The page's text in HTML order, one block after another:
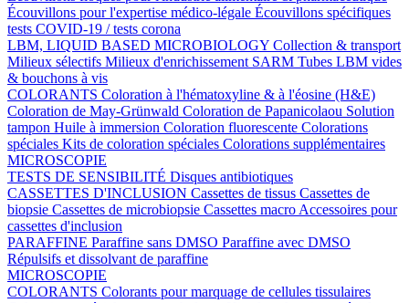
Écouvillons pour l'expertise médico-légale Écouvillons spécifiques
tests COVID-19 / tests corona
LBM, LIQUID BASED MICROBIOLOGY Collection & transport
Milieux sélectifs Milieux d'enrichissement SARM Tubes LBM vides
& bouchons à vis
COLORANTS Coloration à l'hématoxyline & à l'éosine (H&E)
Coloration de May-Grünwald Coloration de Papanicolaou Solution
tampon Huile à immersion Coloration fluorescente Colorations
spéciales Kits de coloration spéciales Colorations supplémentaires
MICROSCOPIE
TESTS DE SENSIBILITÉ Disques antibiotiques
CASSETTES D'INCLUSION Cassettes de tissus Cassettes de
biopsie Cassettes de microbiopsie Cassettes macro Accessoires pour
cassettes d'inclusion
PARAFFINE Paraffine sans DMSO Paraffine avec DMSO
Répulsifs et dissolvant de paraffine
MICROSCOPIE
COLORANTS Colorants pour marquage de cellules tissulaires